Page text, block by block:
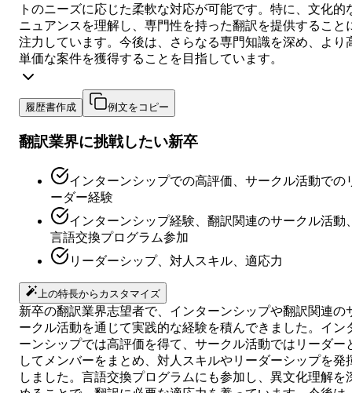
トのニーズに応じた柔軟な対応が可能です。特に、文化的
ニュアンスを理解し、専門性を持った翻訳を提供すること
注力しています。今後は、さらなる専門知識を深め、より
単価な案件を獲得することを目指しています。
履歴書作成 例文をコピー
翻訳業界に挑戦したい新卒
インターンシップでの高評価、サークル活動での
ーダー経験
インターンシップ経験、翻訳関連のサークル活動
言語交換プログラム参加
リーダーシップ、対人スキル、適応力
上の特長からカスタマイズ
新卒の翻訳業界志望者で、インターンシップや翻訳関連の
ークル活動を通じて実践的な経験を積んできました。イン
ーンシップでは高評価を得て、サークル活動ではリーダー
してメンバーをまとめ、対人スキルやリーダーシップを発
しました。言語交換プログラムにも参加し、異文化理解を